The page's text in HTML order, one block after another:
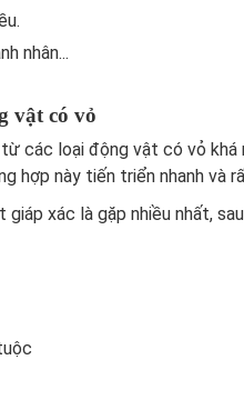
nhân...
vật có vỏ
từ các loại động vật có vỏ khá
hợp này tiến triển nhanh và
giáp xác là gặp nhiều nhất,